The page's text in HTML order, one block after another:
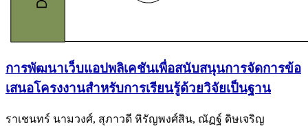
การพัฒนาเว็บแอปพลิเคชันเพื่อสนับสนุนการจัดการข้อ
เสนอโครงงานสำหรับการเรียนรู้ด้วยวิจัยเป็นฐาน
ราเชนทร์ นามวงศ์, สุภาวดี หิรัญพงศ์สิน, ณัฏฐ์ ดิษเจริญ